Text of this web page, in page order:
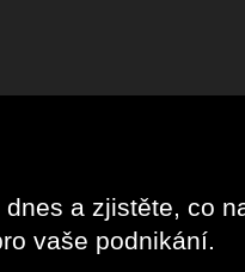
a zjistěte, co
vaše podnikání.